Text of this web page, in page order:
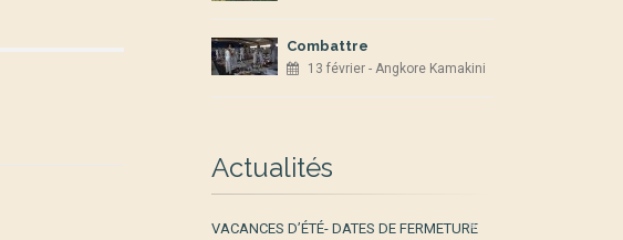
Combattre
13 février - Angkore Kamakini
Actualités
VACANCES D’ÉTÉ- DATES DE FERMETURE